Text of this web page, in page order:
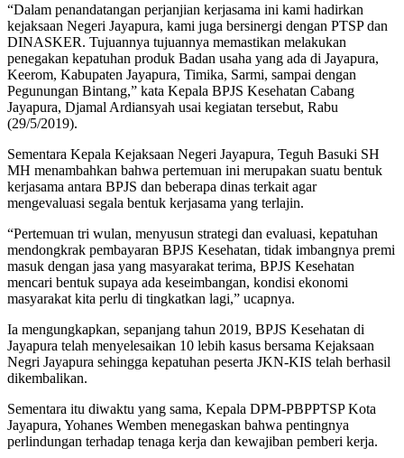
“Dalam penandatangan perjanjian kerjasama ini kami hadirkan
kejaksaan Negeri Jayapura, kami juga bersinergi dengan PTSP dan
DINASKER. Tujuannya tujuannya memastikan melakukan
penegakan kepatuhan produk Badan usaha yang ada di Jayapura,
Keerom, Kabupaten Jayapura, Timika, Sarmi, sampai dengan
Pegunungan Bintang,” kata Kepala BPJS Kesehatan Cabang
Jayapura, Djamal Ardiansyah usai kegiatan tersebut, Rabu
(29/5/2019).
Sementara Kepala Kejaksaan Negeri Jayapura, Teguh Basuki SH
MH menambahkan bahwa pertemuan ini merupakan suatu bentuk
kerjasama antara BPJS dan beberapa dinas terkait agar
mengevaluasi segala bentuk kerjasama yang terlajin.
“Pertemuan tri wulan, menyusun strategi dan evaluasi, kepatuhan
mendongkrak pembayaran BPJS Kesehatan, tidak imbangnya premi
masuk dengan jasa yang masyarakat terima, BPJS Kesehatan
mencari bentuk supaya ada keseimbangan, kondisi ekonomi
masyarakat kita perlu di tingkatkan lagi,” ucapnya.
Ia mengungkapkan, sepanjang tahun 2019, BPJS Kesehatan di
Jayapura telah menyelesaikan 10 lebih kasus bersama Kejaksaan
Negri Jayapura sehingga kepatuhan peserta JKN-KIS telah berhasil
dikembalikan.
Sementara itu diwaktu yang sama, Kepala DPM-PBPPTSP Kota
Jayapura, Yohanes Wemben menegaskan bahwa pentingnya
perlindungan terhadap tenaga kerja dan kewajiban pemberi kerja.